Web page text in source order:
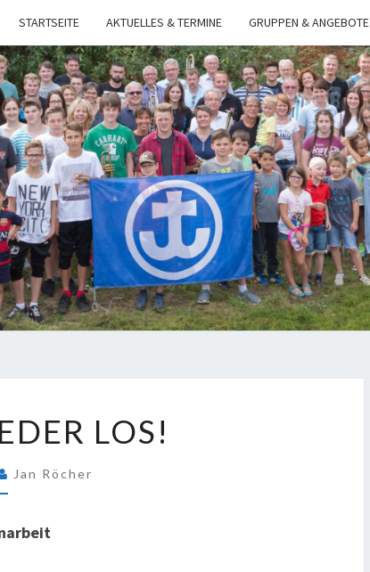
STARTSEITE AKTUELLES & TERMINE GRUPPEN & ANGEBOTE
CVJM
EISERN
LOS!
Jan Röcher